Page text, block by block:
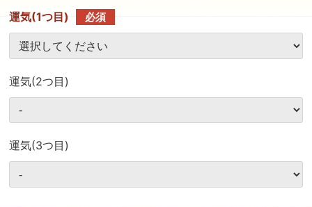
運気(1つ目) 必須
運気(2つ目)
運気(3つ目)